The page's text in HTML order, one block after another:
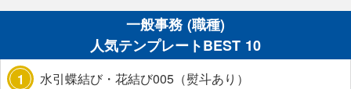
一般事務 (職種)
人気テンプレートBEST 10
1 水引蝶結び・花結び005（熨斗あり）